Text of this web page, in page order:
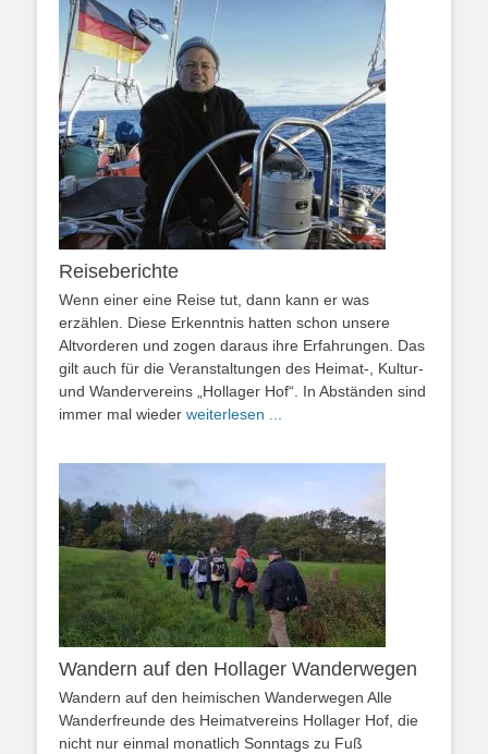
Reiseberichte
Wenn einer eine Reise tut, dann kann er was
erzählen. Diese Erkenntnis hatten schon unsere
Altvorderen und zogen daraus ihre Erfahrungen. Das
gilt auch für die Veranstaltungen des Heimat-, Kultur-
und Wandervereins „Hollager Hof“. In Abständen sind
immer mal wieder weiterlesen ...
Wandern auf den Hollager Wanderwegen
Wandern auf den heimischen Wanderwegen Alle
Wanderfreunde des Heimatvereins Hollager Hof, die
nicht nur einmal monatlich Sonntags zu Fuß